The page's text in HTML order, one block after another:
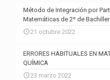
Método de Integración por
Matemáticas de 2º de
21 octubre 2022
ERRORES HABITUALES EN
QUÍMICA
23 marzo 2022